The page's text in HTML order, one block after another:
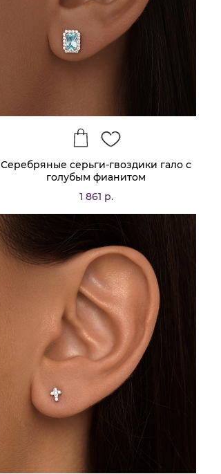
Серебряные серьги-гвоздики гало с
голубым фианитом
1 861 р.